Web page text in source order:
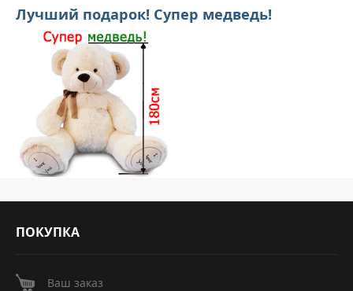
Лучший подарок! Супер медведь!
ПОКУПКА
Ваш заказ